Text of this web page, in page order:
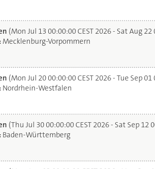
(Mon Jul 13 00:00:00 CEST 2026 - Sat Aug 22
Mecklenburg-Vorpommern
(Mon Jul 20 00:00:00 CEST 2026 - Tue Sep 01
Nordrhein-Westfalen
(Thu Jul 30 00:00:00 CEST 2026 - Sat Sep 12
Baden-Württemberg